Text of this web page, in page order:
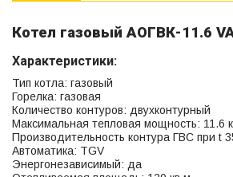
Котел газовый АОГВК-11.6
Характеристики:
Тип котла: газовый
Горелка: газовая
Количество контуров: двухконтурный
Максимальная тепловая мощность: 11.6
Производительность контура ГВС при t
Автоматика: TGV
Энергонезависимый: да